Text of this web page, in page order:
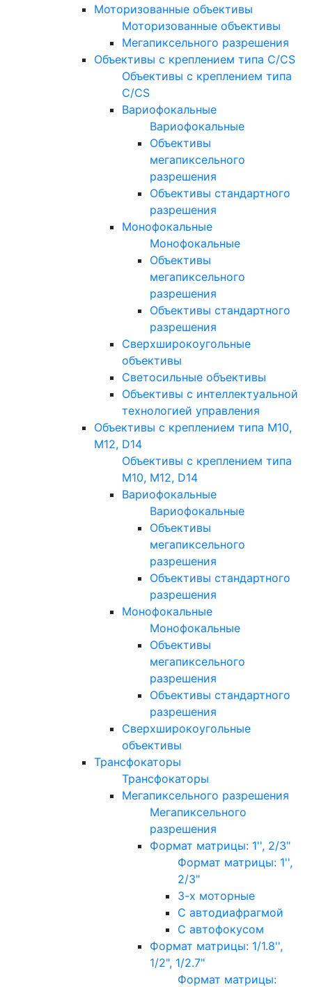
Моторизованные объективы
Моторизованные объективы
Мегапиксельного разрешения
Объективы с креплением типа C/CS
Объективы с креплением типа
C/CS
Вариофокальные
Вариофокальные
Объективы
мегапиксельного
разрешения
Объективы стандартного
разрешения
Монофокальные
Монофокальные
Объективы
мегапиксельного
разрешения
Объективы стандартного
разрешения
Сверхширокоугольные
объективы
Светосильные объективы
Объективы с интеллектуальной
технологией управления
Объективы с креплением типа M10,
M12, D14
Объективы с креплением типа
M10, M12, D14
Вариофокальные
Вариофокальные
Объективы
мегапиксельного
разрешения
Объективы стандартного
разрешения
Монофокальные
Монофокальные
Объективы
мегапиксельного
разрешения
Объективы стандартного
разрешения
Сверхширокоугольные
объективы
Трансфокаторы
Трансфокаторы
Мегапиксельного разрешения
Мегапиксельного
разрешения
Формат матрицы: 1'', 2/3"
Формат матрицы: 1'',
2/3"
3-х моторные
С автодиафрагмой
С автофокусом
Формат матрицы: 1/1.8'',
1/2", 1/2.7"
Формат матрицы: